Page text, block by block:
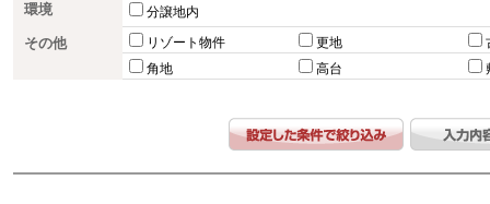
環境 分譲地内
その他 リゾート物件 更地
角地
高台